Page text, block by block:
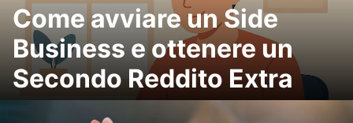
Come avviare un Side
Business e ottenere un
Secondo Reddito Extra